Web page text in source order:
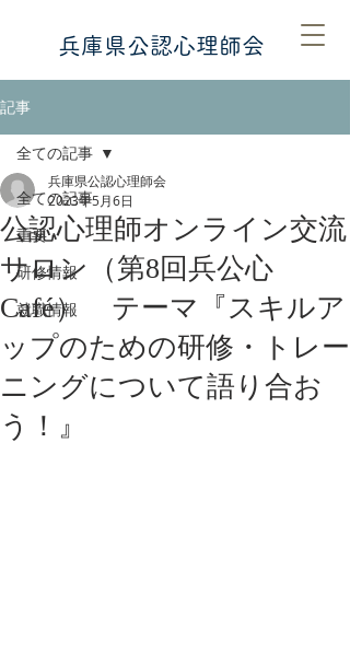
​​兵庫県公認心理師会
記事
全ての記事
重要
研修情報
就職情報
全ての記事
公認心理師オンライン交流
サロン（第8回兵公心
Café） テーマ『スキルア
ップのための研修・トレー
ニングについて語り合お
う！』
兵庫県公認心理師会
2023年5月6日